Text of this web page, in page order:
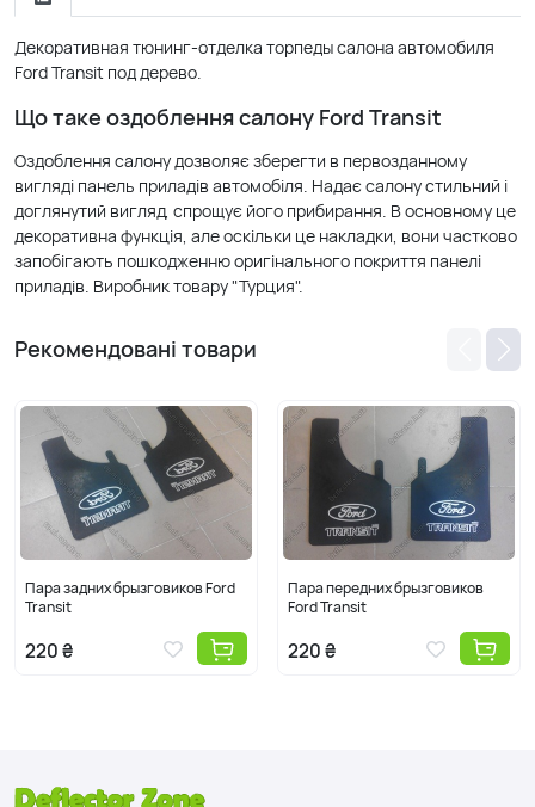
Декоративная тюнинг-отделка торпеды салона автомобиля
Ford Transit под дерево.
Що таке оздоблення салону Ford Transit
Оздоблення салону дозволяє зберегти в первозданному
вигляді панель приладів автомобіля. Надає салону стильний і
доглянутий вигляд, спрощує його прибирання. В основному це
декоративна функція, але оскільки це накладки, вони частково
запобігають пошкодженню оригінального покриття панелі
приладів. Виробник товару "Турция".
Рекомендовані товари
Пара задних брызговиков Ford
Transit
220 ₴
Пара передних брызговиков
Ford Transit
220 ₴